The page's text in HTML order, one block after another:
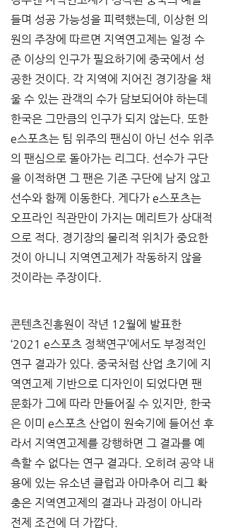
들며 성공 가능성을 피력했는데, 이상헌 의
원의 주장에 따르면 지역연고제는 일정 수
준 이상의 인구가 필요하기에 중국에서 성
공한 것이다. 각 지역에 지어진 경기장을 채
울 수 있는 관객의 수가 담보되어야 하는데
한국은 그만큼의 인구가 되지 않는다. 또한
e스포츠는 팀 위주의 팬심이 아닌 선수 위주
의 팬심으로 돌아가는 리그다. 선수가 구단
을 이적하면 그 팬은 기존 구단에 남지 않고
선수와 함께 이동한다. 게다가 e스포츠는
오프라인 직관만이 가지는 메리트가 상대적
으로 적다. 경기장의 물리적 위치가 중요한
것이 아니니 지역연고제가 작동하지 않을
것이라는 주장이다.
콘텐츠진흥원이 작년 12월에 발표한
‘2021 e스포츠 정책연구’에서도 부정적인
연구 결과가 있다. 중국처럼 산업 초기에 지
역연고제 기반으로 디자인이 되었다면 팬
문화가 그에 따라 만들어질 수 있지만, 한국
은 이미 e스포츠 산업이 원숙기에 들어선 후
라서 지역연고제를 강행하면 그 결과를 예
측할 수 없다는 연구 결과다. 오히려 공약 내
용에 있는 유소년 클럽과 아마추어 리그 확
충은 지역연고제의 결과나 과정이 아니라
전제 조건에 더 가깝다.